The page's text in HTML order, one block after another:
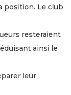
position. Le club
resteraient
ainsi le
leur